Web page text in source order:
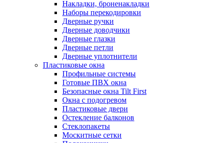
Накладки, броненакладки
Наборы перекодировки
Дверные ручки
Дверные доводчики
Дверные глазки
Дверные петли
Дверные уплотнители
Пластиковые окна
Профильные системы
Готовые ПВХ окна
Безопасные окна Tilt First
Окна с подогревом
Пластиковые двери
Остекление балконов
Стеклопакеты
Москитные сетки